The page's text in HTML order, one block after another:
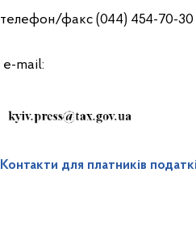
телефон/факс (044) 454-70-30
е-mail:
Контакти для платників